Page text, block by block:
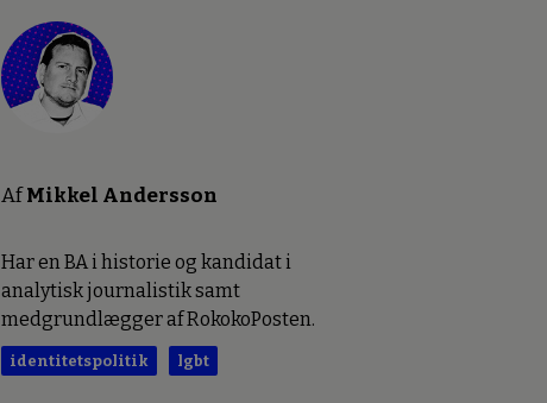
AfMikkel Andersson
Har en BA i historie og kandidat i
analytisk journalistik samt
medgrundlægger af RokokoPosten.
identitetspolitik lgbt